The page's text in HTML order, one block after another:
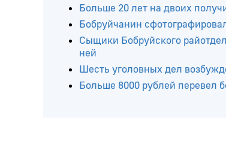
Читайте ещё
Больше 20 лет на двоих
Бобруйчанин
Сыщики Бобруйского